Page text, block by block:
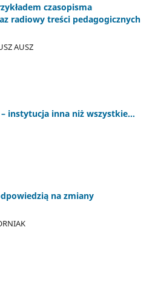
czasopisma
radiowy treści pedagogicznych
AUSZ
– instytucja inna niż wszystkie…
na zmiany